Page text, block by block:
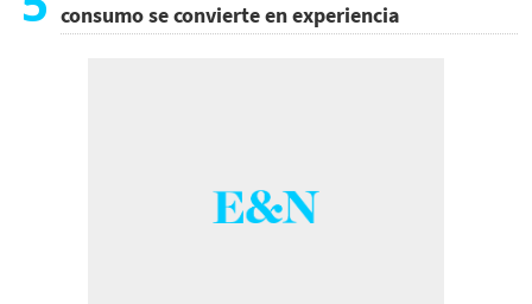
consumo se convierte en experiencia